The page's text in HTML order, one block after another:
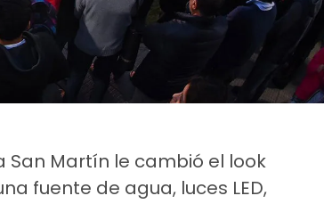
San Martín le cambió el look
fuente de agua, luces LED,